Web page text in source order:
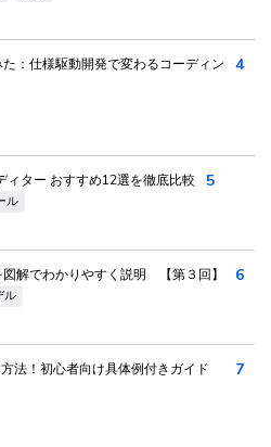
：仕様駆動開発で変わるコーディン
4
ィター おすすめ12選を徹底比較
ル
5
解でわかりやすく説明 【第３回】
ル
6
法！初心者向け具体例付きガイド
7